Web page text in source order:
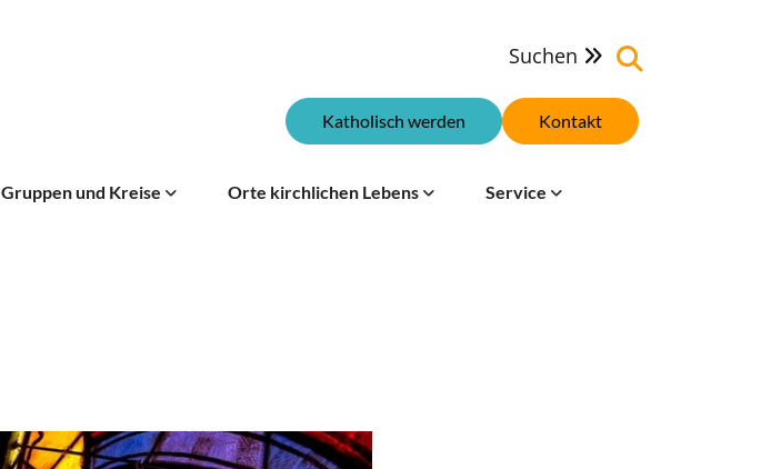
Suchen 
Kontakt
Katholisch werden
Gruppen und Kreise Orte kirchlichen Lebens Service